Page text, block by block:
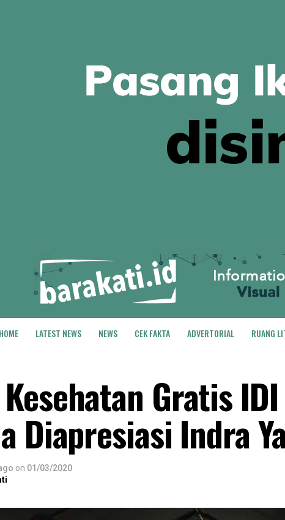
HOME LATEST NEWS NEWS CEK FAKTA ADVERTORIAL RUANG
Gratis
Diapresiasi Indra
on 01/03/2020